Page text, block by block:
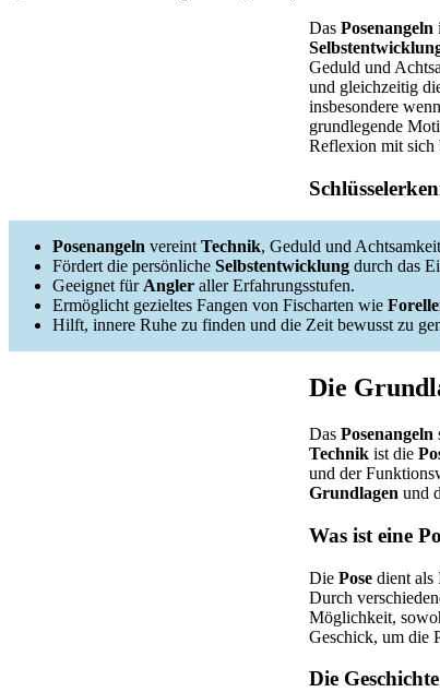
Das Posenangeln
Geduld und
und gleichzeitig
insbesondere
grundlegende
Reflexion mit sich
Posenangeln vereint Technik, Geduld und
Fördert die persönliche Selbstentwicklung durch das
Geeignet für Angler aller Erfahrungsstufen.
Ermöglicht gezieltes Fangen von Fischarten wie
Hilft, innere Ruhe zu finden und die Zeit bewusst zu
Die
Das Posenangeln
Technik ist die
und der
Grundlagen und
Was ist eine
Die Pose dient als
Durch
Möglichkeit,
Geschick, um die
Die